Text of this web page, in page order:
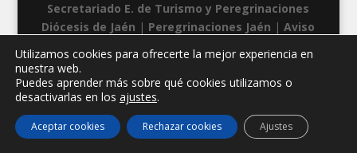
Secretariado E. de Turismo y Peregrinaciones
Diócesis de Jaén | Peregrinaciones Jaén |Aviso
Utilizamos cookies para ofrecerte la mejor experiencia en
nuestra web.
Puedes aprender más sobre qué cookies utilizamos o
desactivarlas en los ajustes.
Aceptar cookies Rechazar cookies Ajustes